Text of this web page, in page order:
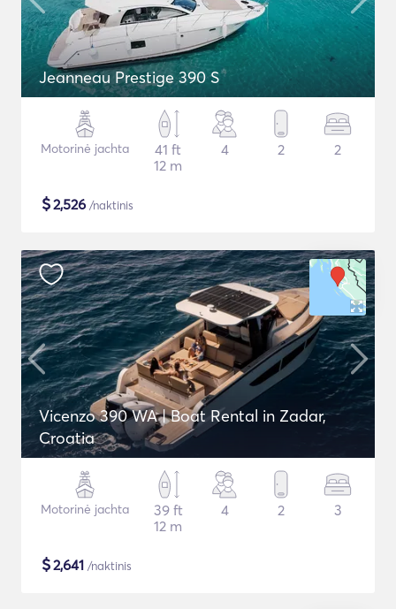
Jeanneau Prestige 390 S
Motorinė jachta
41 ft
12 m
4 2 2
$2,526 /naktinis
Vicenzo 390 WA | Boat Rental in Zadar,
Croatia
Motorinė jachta
39 ft
12 m
4 2 3
$2,641 /naktinis